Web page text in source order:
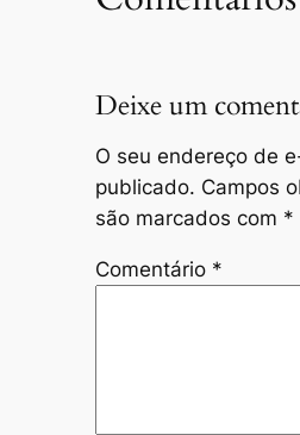
Deixe um
O seu endereço de
publicado. Campos
são marcados com *
Comentário *